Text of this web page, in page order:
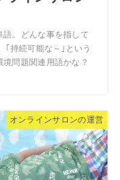
。どんな事を指して
｢持続可能な～｣という
問題関連用語かな？
オンラインサロンの運営